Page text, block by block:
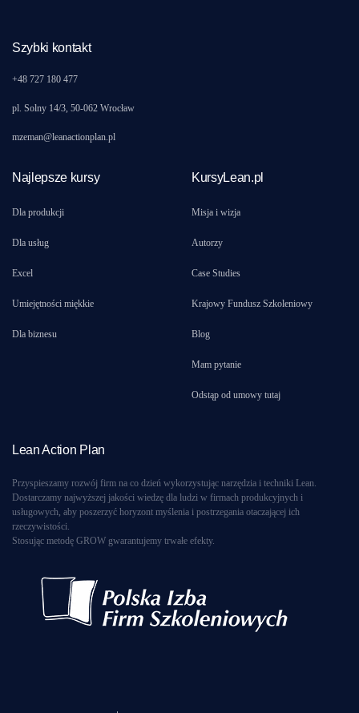
Szybki kontakt
+48 727 180 477
pl. Solny 14/3, 50-062 Wrocław
mzeman@leanactionplan.pl
Najlepsze kursy
Dla produkcji
Dla usług
Excel
Umiejętności miękkie
Dla biznesu
KursyLean.pl
Misja i wizja
Autorzy
Case Studies
Krajowy Fundusz Szkoleniowy
Blog
Mam pytanie
Odstąp od umowy tutaj
Lean Action Plan
Przyspieszamy rozwój firm na co dzień wykorzystując narzędzia i techniki Lean.
Dostarczamy najwyższej jakości wiedzę dla ludzi w firmach produkcyjnych i
usługowych, aby poszerzyć horyzont myślenia i postrzegania otaczającej ich
rzeczywistości.
Stosując metodę GROW gwarantujemy trwałe efekty.